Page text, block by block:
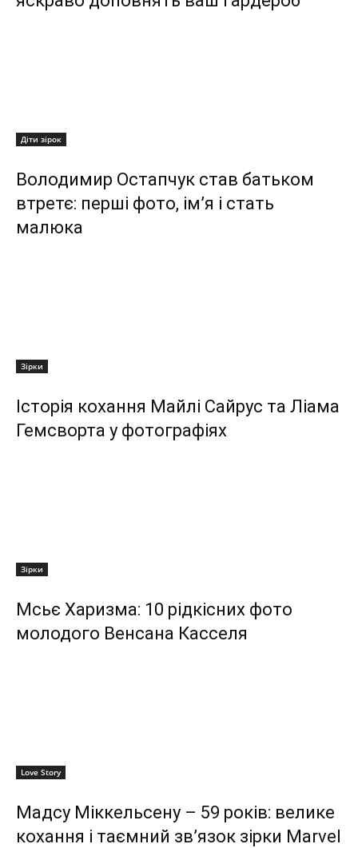
Діти зірок
Володимир Остапчук став батьком
втретє: перші фото, ім’я і стать
малюка
Зірки
Історія кохання Майлі Сайрус та Ліама
Гемсворта у фотографіях
Зірки
Мсьє Харизма: 10 рідкісних фото
молодого Венсана Касселя
Love Story
Мадсу Міккельсену – 59 років: велике
кохання і таємний зв’язок зірки Marvel